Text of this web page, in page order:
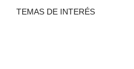
TEMAS DE INTERÉS